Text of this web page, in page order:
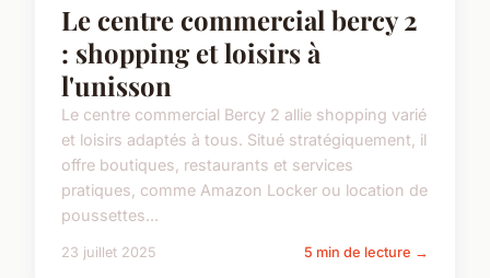
Le centre commercial bercy 2
: shopping et loisirs à
l'unisson
Le centre commercial Bercy 2 allie shopping varié
et loisirs adaptés à tous. Situé stratégiquement, il
offre boutiques, restaurants et services
pratiques, comme Amazon Locker ou location de
poussettes...
23 juillet 2025 5 min de lecture →